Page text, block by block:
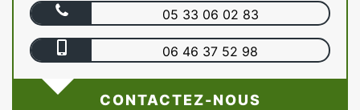
05 33 06 02 83
06 46 37 52 98
CONTACTEZ-NOUS